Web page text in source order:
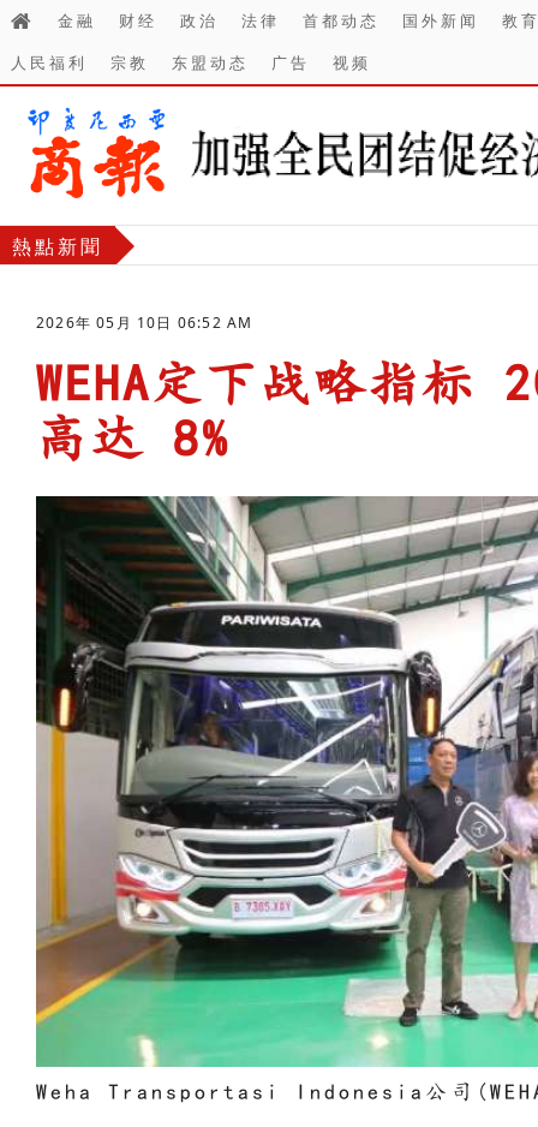
金融 财经 政治 法律 首都动态 国外新闻
教
人民福利
宗教 东盟动态 广告 视频
熱點新聞
2026年 05月 10日 06:52 AM
WEHA定下战略指标
高达 8%
Weha Transportasi Indonesia公司